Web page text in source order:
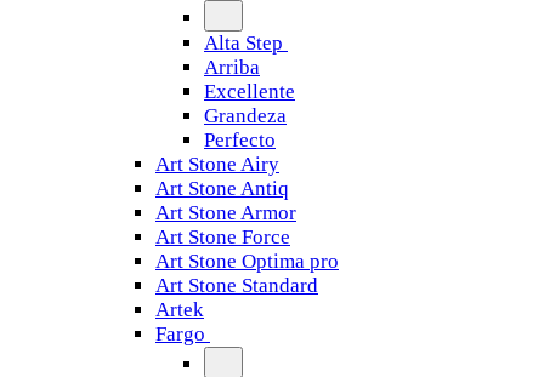
Alta Step
Arriba
Excellente
Grandeza
Perfecto
Art Stone Airy
Art Stone Antiq
Art Stone Armor
Art Stone Force
Art Stone Optima pro
Art Stone Standard
Artek
Fargo